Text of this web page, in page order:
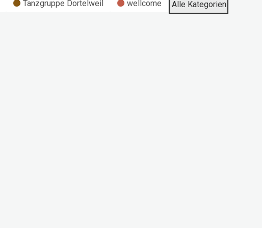
Tanzgruppe Dortelweil wellcome Alle Kategorien